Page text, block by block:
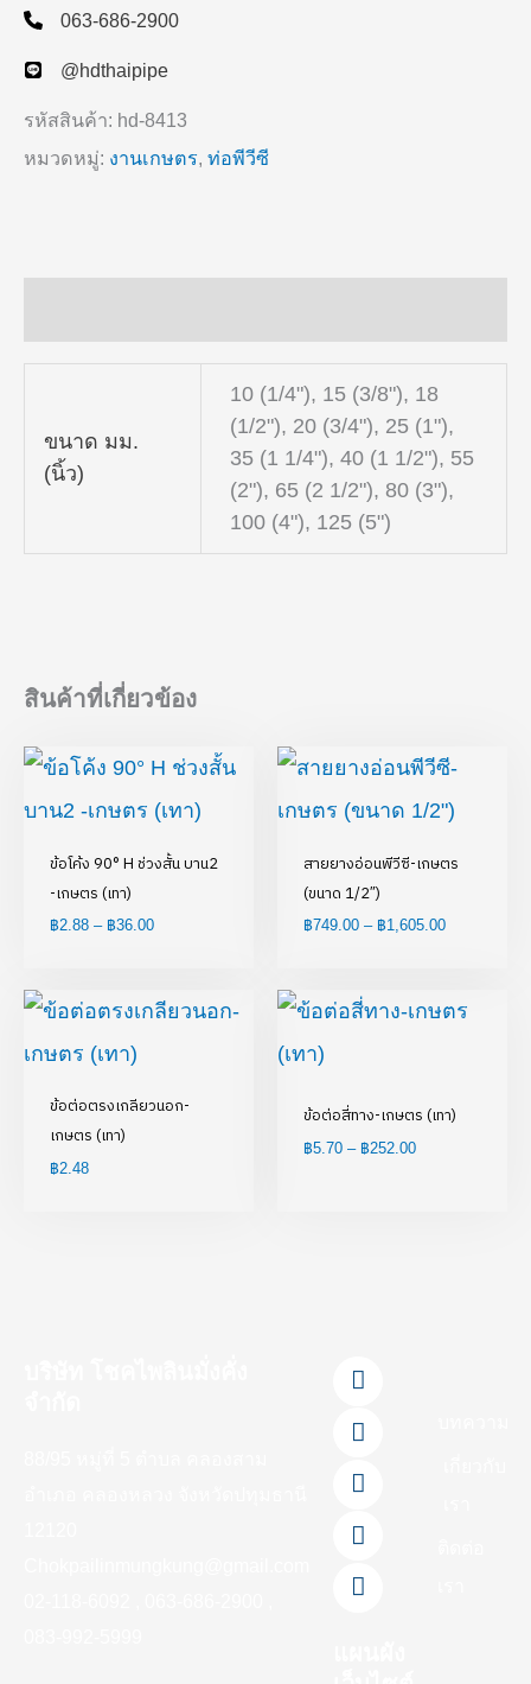
063-686-2900
@hdthaipipe
รหัสสินค้า: hd-8413
หมวดหมู่: งานเกษตร, ท่อพีวีซี
ขนาด มม.
(นิ้ว)
10 (1/4"), 15 (3/8"), 18
(1/2"), 20 (3/4"), 25 (1"),
35 (1 1/4"), 40 (1 1/2"), 55
(2"), 65 (2 1/2"), 80 (3"),
100 (4"), 125 (5")
สินค้าที่เกี่ยวข้อง
ข้อโค้ง 90° H ช่วงสั้น บาน2
-เกษตร (เทา)
฿2.88 – ฿36.00
Price
range:
through
สายยางอ่อนพีวีซี-เกษตร
(ขนาด 1/2″)
฿749.00 – ฿1,605.00
Price
range:
through
ข้อต่อตรงเกลียวนอก-
เกษตร (เทา)
฿2.48
ข้อต่อสี่ทาง-เกษตร (เทา)
฿5.70 – ฿252.00
range:
F
a
c
e
b
o
k
f
L
i
n
e
Y
o
u
t
u
b
T
i
k
t
o
k
I
n
s
t
a
g
a